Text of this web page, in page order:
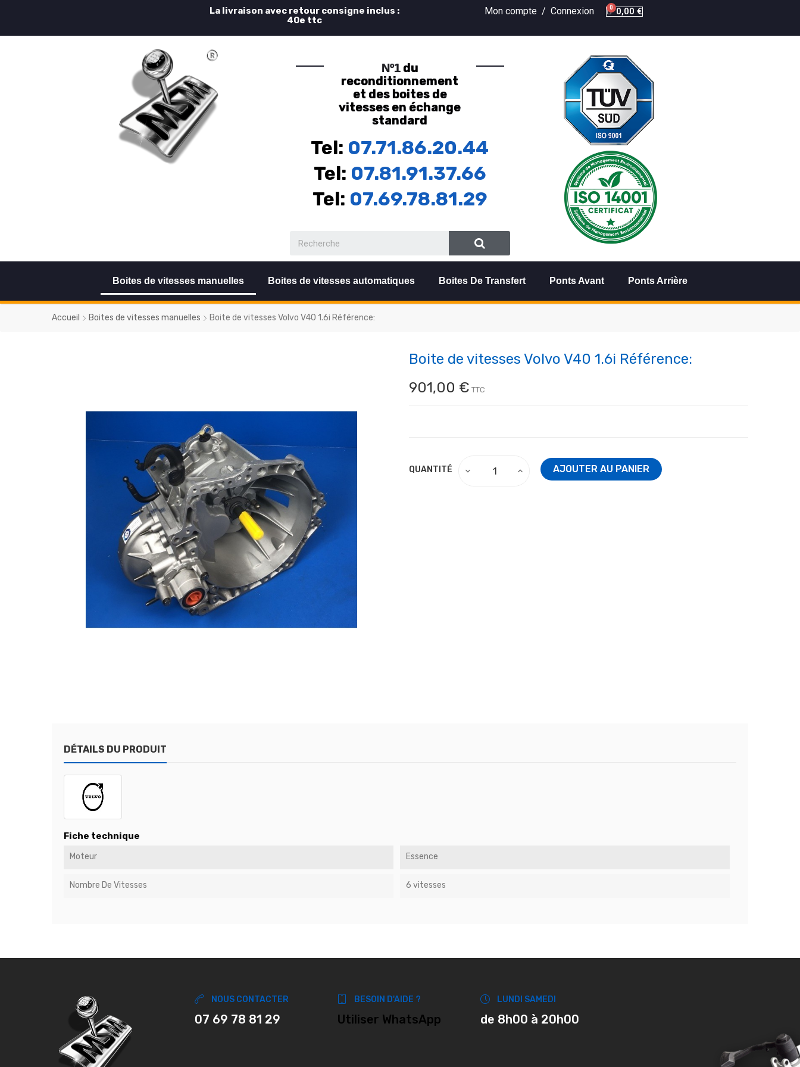
La livraison avec retour consigne inclus :
40e ttc
Mon compte / Connexion 0,00 €
Nº1du
reconditionnement
et des boites de
vitesses en échange
standard
Tel: 07.71.86.20.44
Tel: 07.81.91.37.66
Tel: 07.69.78.81.29
Boites de vitesses manuelles Boites de vitesses automatiques Boites De Transfert Ponts Avant Ponts Arrière
Accueil Boites de vitesses manuelles Boite de vitesses Volvo V40 1.6i Référence:
Boite de vitesses Volvo V40 1.6i Référence:
901,00 € TTC
QUANTITÉ AJOUTER AU PANIER
DÉTAILS DU PRODUIT
Fiche technique
Moteur Essence
Nombre De Vitesses 6 vitesses
NOUS CONTACTER
07 69 78 81 29
BESOIN D'AIDE ?
Utiliser WhatsApp
LUNDI SAMEDI
de 8h00 à 20h00